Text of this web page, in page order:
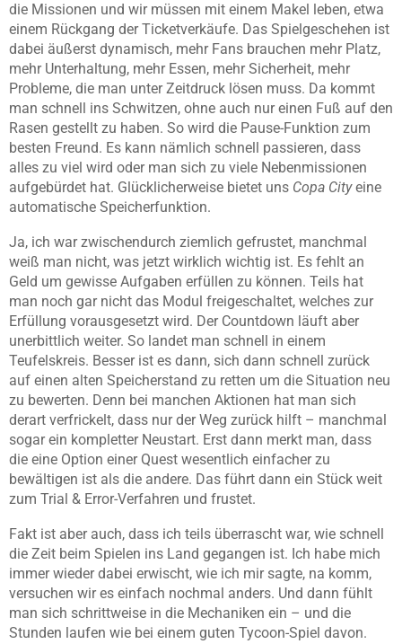
die Missionen und wir müssen mit einem Makel leben, etwa
einem Rückgang der Ticketverkäufe. Das Spielgeschehen ist
dabei äußerst dynamisch, mehr Fans brauchen mehr Platz,
mehr Unterhaltung, mehr Essen, mehr Sicherheit, mehr
Probleme, die man unter Zeitdruck lösen muss. Da kommt
man schnell ins Schwitzen, ohne auch nur einen Fuß auf den
Rasen gestellt zu haben. So wird die Pause-Funktion zum
besten Freund. Es kann nämlich schnell passieren, dass
alles zu viel wird oder man sich zu viele Nebenmissionen
aufgebürdet hat. Glücklicherweise bietet uns Copa Cityeine
automatische Speicherfunktion.
Ja, ich war zwischendurch ziemlich gefrustet, manchmal
weiß man nicht, was jetzt wirklich wichtig ist. Es fehlt an
Geld um gewisse Aufgaben erfüllen zu können. Teils hat
man noch gar nicht das Modul freigeschaltet, welches zur
Erfüllung vorausgesetzt wird. Der Countdown läuft aber
unerbittlich weiter. So landet man schnell in einem
Teufelskreis. Besser ist es dann, sich dann schnell zurück
auf einen alten Speicherstand zu retten um die Situation neu
zu bewerten. Denn bei manchen Aktionen hat man sich
derart verfrickelt, dass nur der Weg zurück hilft – manchmal
sogar ein kompletter Neustart. Erst dann merkt man, dass
die eine Option einer Quest wesentlich einfacher zu
bewältigen ist als die andere. Das führt dann ein Stück weit
zum Trial & Error-Verfahren und frustet.
Fakt ist aber auch, dass ich teils überrascht war, wie schnell
die Zeit beim Spielen ins Land gegangen ist. Ich habe mich
immer wieder dabei erwischt, wie ich mir sagte, na komm,
versuchen wir es einfach nochmal anders. Und dann fühlt
man sich schrittweise in die Mechaniken ein – und die
Stunden laufen wie bei einem guten Tycoon-Spiel davon.